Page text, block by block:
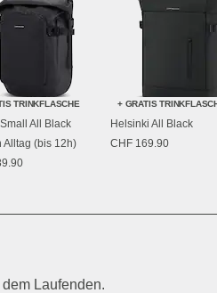
TRINKFLASCHE
All Black
Alltag (bis 12h)
+ GRATIS
Helsinki All Black
CHF 169.90
Laufenden.